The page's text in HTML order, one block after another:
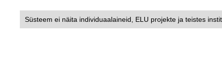
Süsteem ei näita individuaalaineid, ELU projekte ja teistes